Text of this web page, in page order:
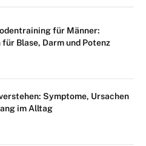
für Männer:
für Blase, Darm und Potenz
Symptome, Ursachen
im Alltag